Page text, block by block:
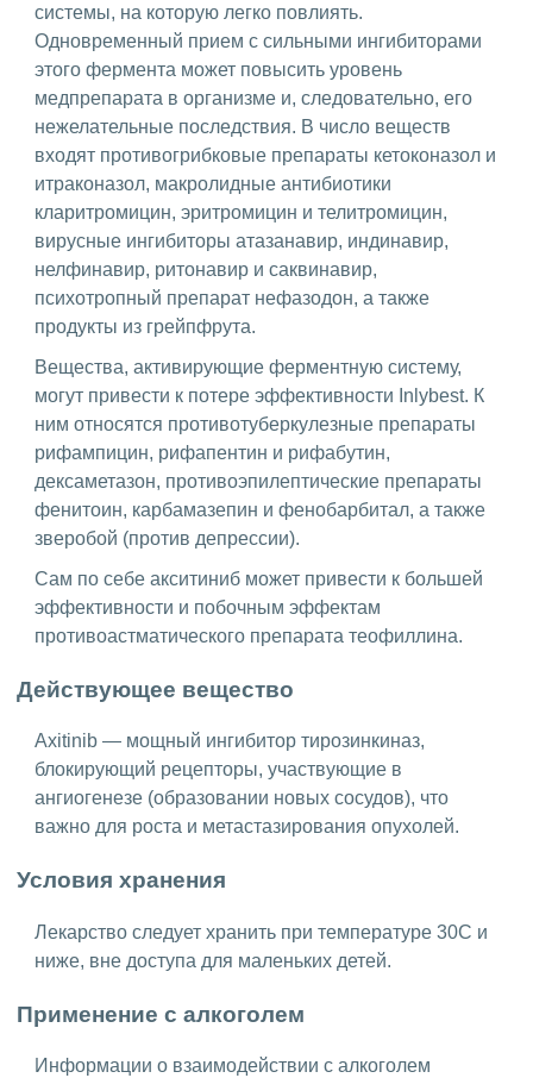
системы, на которую легко повлиять.
Одновременный прием с сильными ингибиторами
этого фермента может повысить уровень
медпрепарата в организме и, следовательно, его
нежелательные последствия. В число веществ
входят противогрибковые препараты кетоконазол и
итраконазол, макролидные антибиотики
кларитромицин, эритромицин и телитромицин,
вирусные ингибиторы атазанавир, индинавир,
нелфинавир, ритонавир и саквинавир,
психотропный препарат нефазодон, а также
продукты из грейпфрута.
Вещества, активирующие ферментную систему,
могут привести к потере эффективности Inlybest. К
ним относятся противотуберкулезные препараты
рифампицин, рифапентин и рифабутин,
дексаметазон, противоэпилептические препараты
фенитоин, карбамазепин и фенобарбитал, а также
зверобой (против депрессии).
Сам по себе акситиниб может привести к большей
эффективности и побочным эффектам
противоастматического препарата теофиллина.
Действующее вещество
Axitinib — мощный ингибитор тирозинкиназ,
блокирующий рецепторы, участвующие в
ангиогенезе (образовании новых сосудов), что
важно для роста и метастазирования опухолей.
Условия хранения
Лекарство следует хранить при температуре 30C и
ниже, вне доступа для маленьких детей.
Применение с алкоголем
Информации о взаимодействии с алкоголем